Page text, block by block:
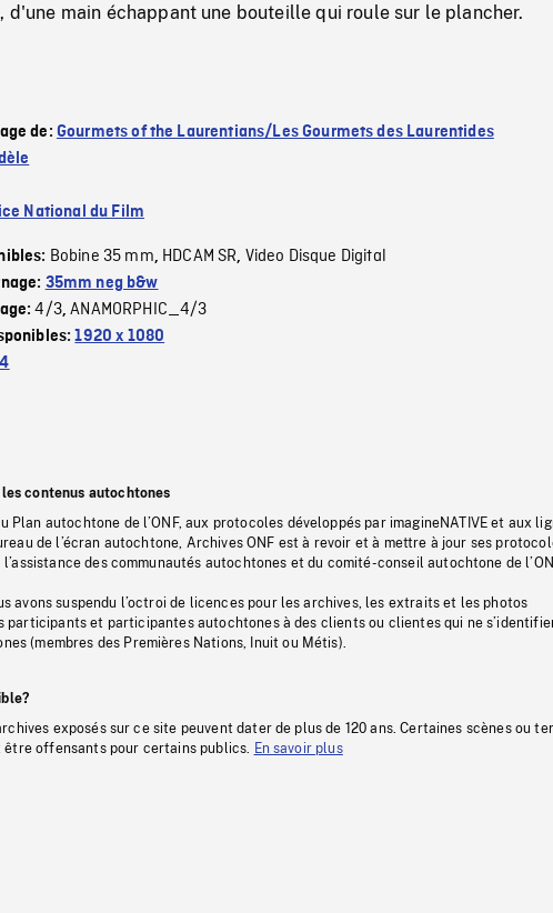
d'une main échappant une bouteille qui roule sur le plancher.
de: Gourmets of the Laurentians/Les Gourmets des Laurentides
National du Film
Bobine 35 mm, HDCAM SR, Video Disque Digital
35mm neg b&w
4/3,ANAMORPHIC_4/3
1920 x 1080
contenus autochtones
Plan autochtone de l’ONF, aux protocoles développés par imagineNATIVE et aux
de l’écran autochtone, Archives ONF est à revoir et à mettre à jour ses
l’assistance des communautés autochtones et du comité-conseil autochtone de
avons suspendu l’octroi de licences pour les archives, les extraits et les photos
participants et participantes autochtones à des clients ou clientes qui ne
(membres des Premières Nations, Inuit ou Métis).
exposés sur ce site peuvent dater de plus de 120 ans. Certaines scènes ou
offensants pour certains publics.
En savoir plus